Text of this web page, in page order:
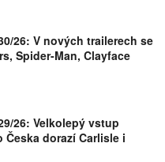
26: V nových trailerech se
Spider-Man, Clayface
26: Velkolepý vstup
dorazí Carlisle i